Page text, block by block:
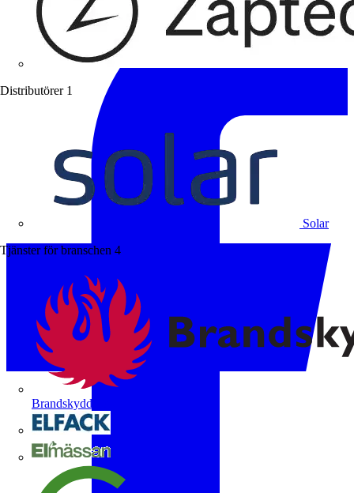
Distributörer 1
Solar
Tjänster för branschen 4
Brandskyddsföreningen